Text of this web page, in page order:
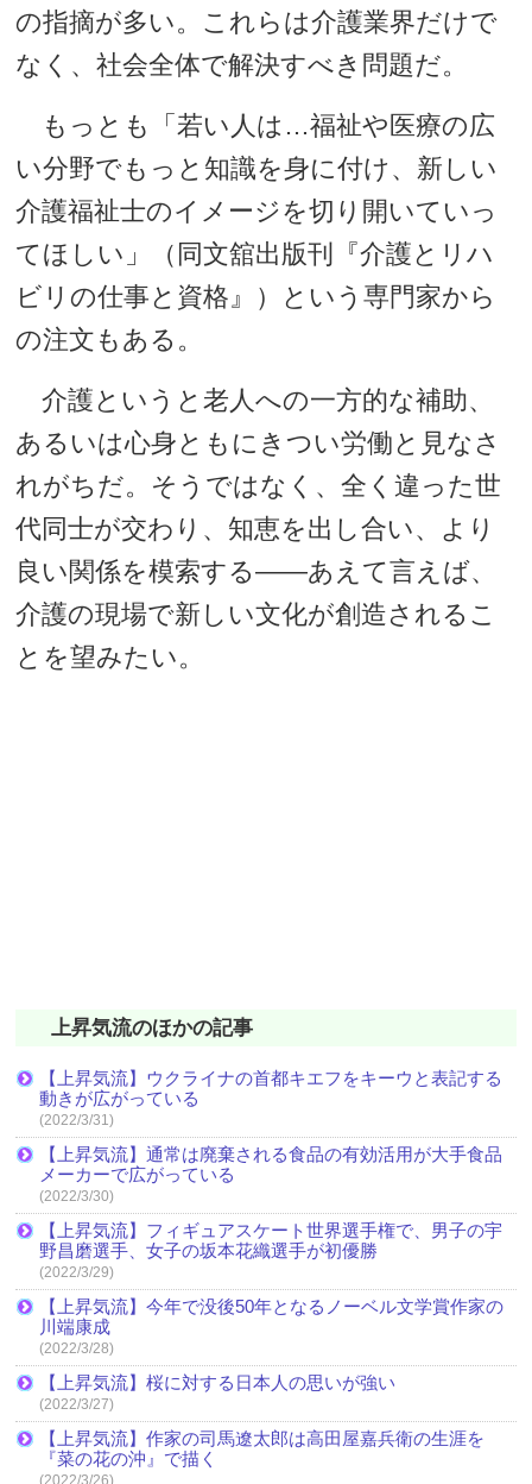
の指摘が多い。これらは介護業界だけで
なく、社会全体で解決すべき問題だ。
もっとも「若い人は…福祉や医療の広
い分野でもっと知識を身に付け、新しい
介護福祉士のイメージを切り開いていっ
てほしい」（同文舘出版刊『介護とリハ
ビリの仕事と資格』）という専門家から
の注文もある。
介護というと老人への一方的な補助、
あるいは心身ともにきつい労働と見なさ
れがちだ。そうではなく、全く違った世
代同士が交わり、知恵を出し合い、より
良い関係を模索する――あえて言えば、
介護の現場で新しい文化が創造されるこ
とを望みたい。
上昇気流のほかの記事
【上昇気流】ウクライナの首都キエフをキーウと表記する
動きが広がっている
(2022/3/31)
【上昇気流】通常は廃棄される食品の有効活用が大手食品
メーカーで広がっている
(2022/3/30)
【上昇気流】フィギュアスケート世界選手権で、男子の宇
野昌磨選手、女子の坂本花織選手が初優勝
(2022/3/29)
【上昇気流】今年で没後50年となるノーベル文学賞作家の
川端康成
(2022/3/28)
【上昇気流】桜に対する日本人の思いが強い
(2022/3/27)
【上昇気流】作家の司馬遼太郎は高田屋嘉兵衛の生涯を
『菜の花の沖』で描く
(2022/3/26)